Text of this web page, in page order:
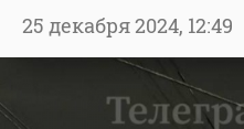
25 декабря 2024, 12:49